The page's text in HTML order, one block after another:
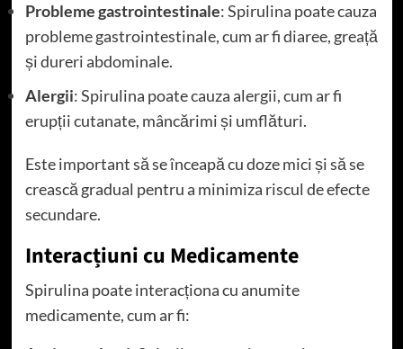
Probleme gastrointestinale: Spirulina poate cauza
probleme gastrointestinale, cum ar fi diaree, greață
și dureri abdominale.
Alergii: Spirulina poate cauza alergii, cum ar fi
erupții cutanate, mâncărimi și umflături.
Este important să se înceapă cu doze mici și să se
crească gradual pentru a minimiza riscul de efecte
secundare.
Interacțiuni cu Medicamente
Spirulina poate interacționa cu anumite
medicamente, cum ar fi: